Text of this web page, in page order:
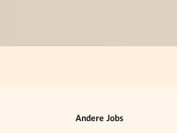
Andere Jobs